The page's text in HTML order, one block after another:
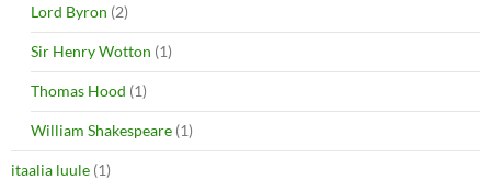
Lord Byron (2)
Sir Henry Wotton (1)
Thomas Hood (1)
William Shakespeare (1)
itaalia luule (1)